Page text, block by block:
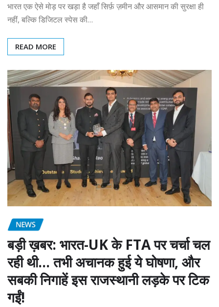
भारत एक ऐसे मोड़ पर खड़ा है जहाँ सिर्फ़ ज़मीन और आसमान की सुरक्षा ही
नहीं, बल्कि डिजिटल स्पेस की…
READ MORE
NEWS
बड़ी ख़बर: भारत-UK के FTA पर चर्चा चल
रही थी… तभी अचानक हुई ये घोषणा, और
सबकी निगाहें इस राजस्थानी लड़के पर टिक
गईं!